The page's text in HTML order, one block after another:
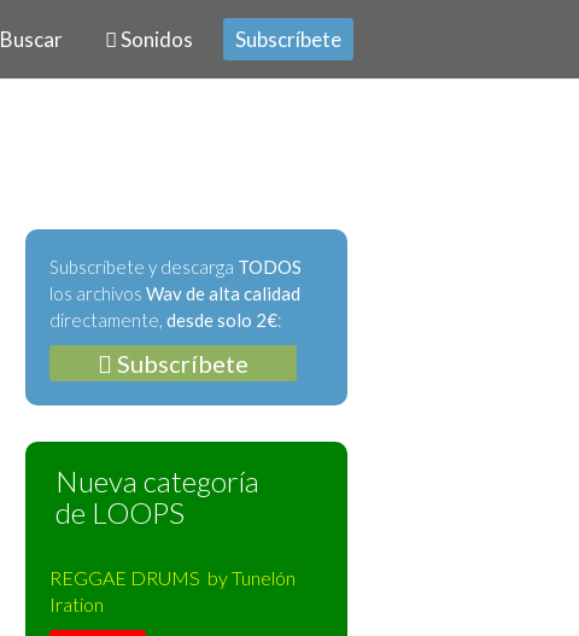
Buscar Sonidos Subscríbete
Subscríbete y descarga TODOS
los archivos Wav de alta calidad
directamente, desde solo 2€:
Subscríbete
Nueva categoría
de LOOPS
REGGAE DRUMS by Tunelón
Iration